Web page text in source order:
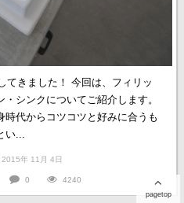
てきました！ 今回は、フィリッ
シンクについてご紹介します。
代からコツコツと好みに合うも
...
年 11月 4日
0 4240
pagetop